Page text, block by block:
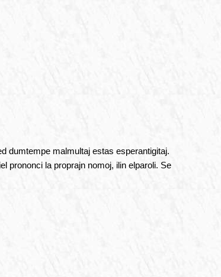
dumtempe malmultaj estas esperantigitaj.
prononci la proprajn nomoj, ilin elparoli. Se